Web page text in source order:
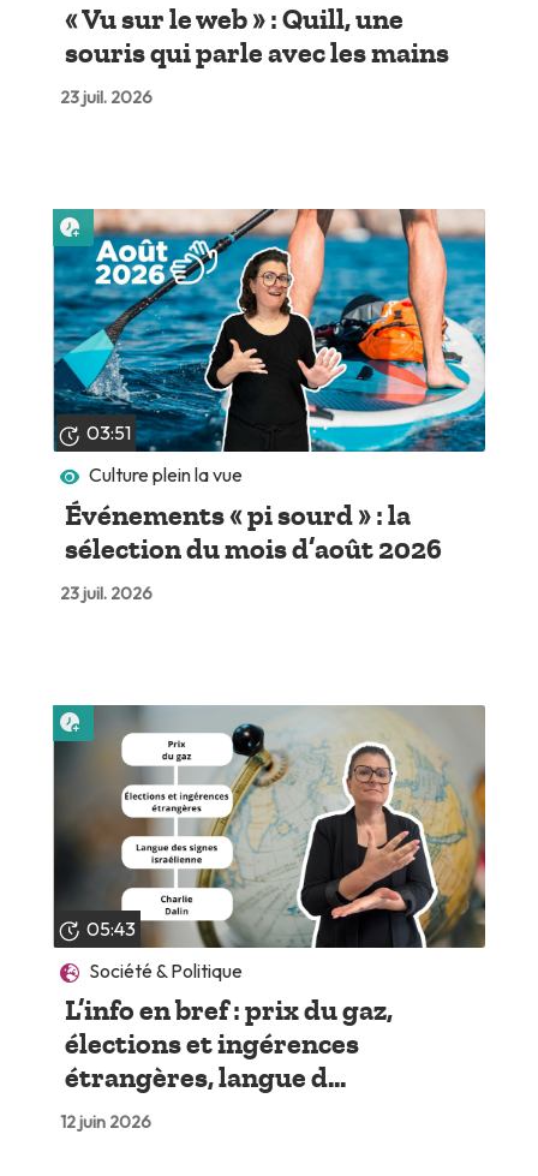
« Vu sur le web » : Quill, une
souris qui parle avec les mains
23 juil. 2026
03:51
Culture plein la vue
Événements « pi sourd » : la
sélection du mois d’août 2026
23 juil. 2026
Lire plus tard
05:43
Société & Politique
L’info en bref : prix du gaz,
élections et ingérences
étrangères, langue d...
12 juin 2026
Lire plus tard